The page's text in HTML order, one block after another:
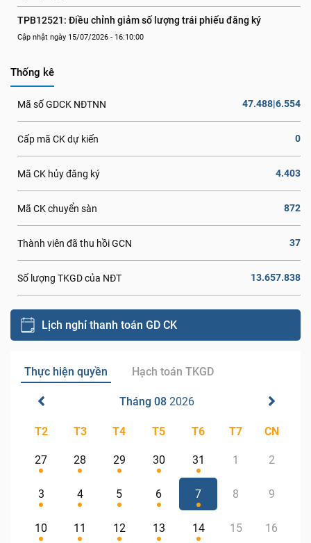
TPB12521: Điều chỉnh giảm số lượng trái phiếu đăng ký
Cập nhật ngày 15/07/2026 - 16:10:00
Thống kê
Mã số GDCK NĐTNN 47.488|6.554
Cấp mã CK dự kiến 0
Mã CK hủy đăng ký 4.403
Mã CK chuyển sàn 872
Thành viên đã thu hồi GCN 37
Số lượng TKGD của NĐT 13.657.838
Lịch nghỉ thanh toán GD CK
Thực hiện quyền Hạch toán TKGD
Tháng 08 2026
T2 T3 T4 T5 T6 T7 CN
27 28 29 30 31 1 2
3 4 5 6 7 8 9
10 11 12 13 14 15 16